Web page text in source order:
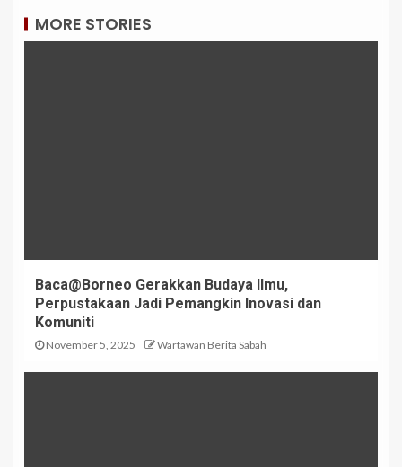
MORE STORIES
Baca@Borneo Gerakkan Budaya Ilmu,
Perpustakaan Jadi Pemangkin Inovasi dan
Komuniti
November 5, 2025 Wartawan Berita Sabah